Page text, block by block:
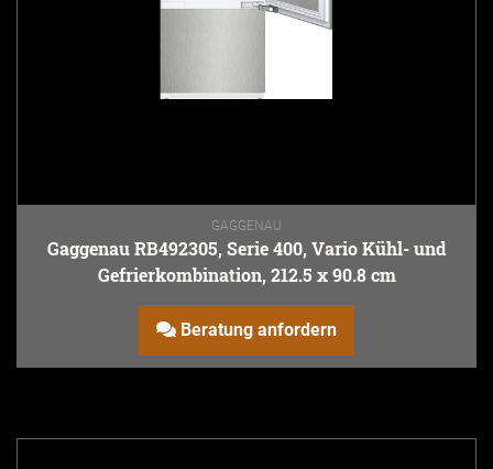
GAGGENAU
Gaggenau RB492305, Serie 400, Vario Kühl- und
Gefrierkombination, 212.5 x 90.8 cm
Beratung anfordern